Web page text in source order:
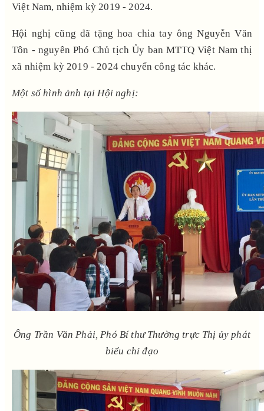
Việt Nam, nhiệm kỳ 2019 - 2024.
Hội nghị cũng đã tặng hoa chia tay ông Nguyễn Văn
Tôn - nguyên Phó Chủ tịch Ủy ban MTTQ Việt Nam thị
xã nhiệm kỳ 2019 - 2024 chuyển công tác khác.
Một số hình ảnh tạiHội nghị:
Ông Trần Văn Phải, Phó Bí thư Thường trực Thị ủy phát
biểu chỉ đạo